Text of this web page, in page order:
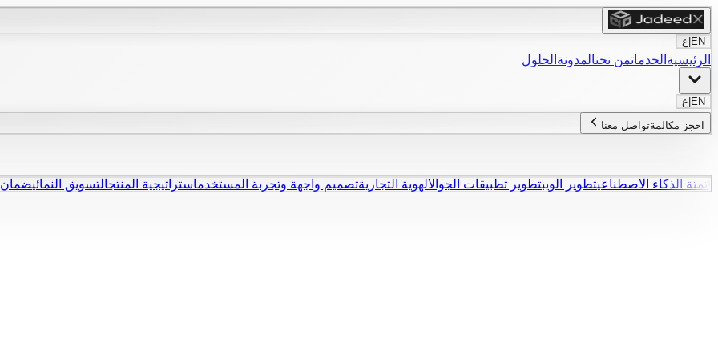
EN ع
الرئيسية الخدماتمن نحنالمدونة الحلول
EN ع
احجز مكالمةتواصل معنا
أتمتة الذكاء الاصطناعيتطوير الويبتطوير تطبيقات الجوالالهوية التجاريةتصميم واجهة وتجربة المستخدماستراتيجية المنتجالتسويق النمائيضمان